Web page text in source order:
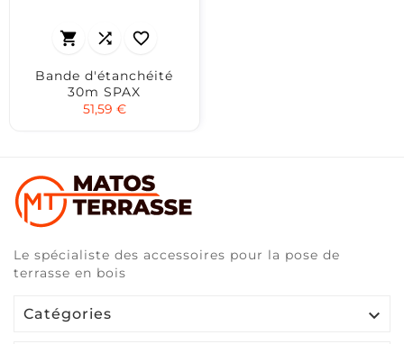
  
Bande d'étanchéité
30m SPAX
51,59 €
Le spécialiste des accessoires pour la pose de
terrasse en bois
Catégories 